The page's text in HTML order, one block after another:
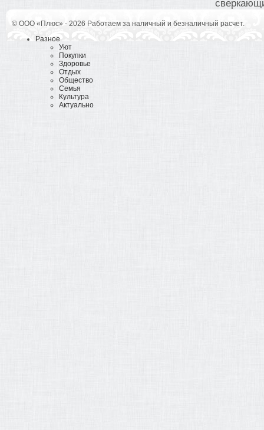
© ООО «Плюс» - 2026 Работаем за наличный и безналичный расчет.
Разное
Уют
Покупки
Здоровье
Отдых
Общество
Семья
Культура
Актуально